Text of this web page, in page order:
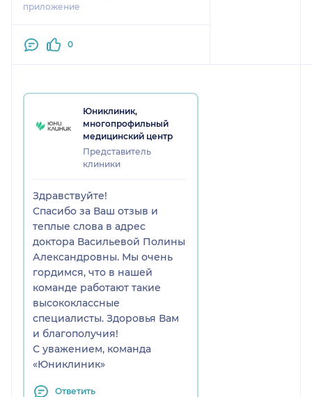
приложение
0
Юниклиник,
многопрофильный
медицинский центр
Представитель
клиники
Здравствуйте!
Спасибо за Ваш отзыв и
теплые слова в адрес
доктора Васильевой Полины
Александровны. Мы очень
гордимся, что в нашей
команде работают такие
высококлассные
специалисты. Здоровья Вам
и благополучия!
С уважением, команда
«Юниклиник»
Ответить